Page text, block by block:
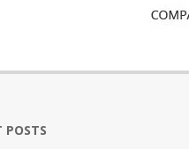
POSTS